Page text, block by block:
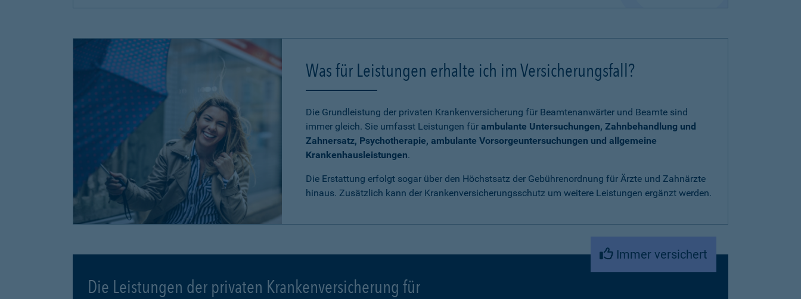
Was für Leistungen erhalte ich im Versicherungsfall?
Die Grundleistung der privaten Krankenversicherung für Beamtenanwärter und Beamte sind
immer gleich. Sie umfasst Leistungen für ambulante Untersuchungen, Zahnbehandlung und
Zahnersatz, Psychotherapie, ambulante Vorsorgeuntersuchungen und allgemeine
Krankenhausleistungen.
Die Erstattung erfolgt sogar über den Höchstsatz der Gebührenordnung für Ärzte und Zahnärzte
hinaus. Zusätzlich kann der Krankenversicherungsschutz um weitere Leistungen ergänzt werden.
Immer versichert
Die Leistungen der privaten Krankenversicherung für